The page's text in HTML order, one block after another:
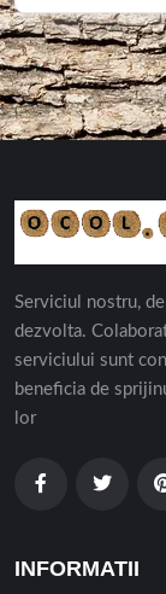
Serviciul nostru,
dezvolta.
serviciului sunt
beneficia de
lor
INFORMATII